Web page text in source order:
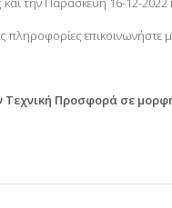
πληροφορίες
Τεχνική Προσφορά σε